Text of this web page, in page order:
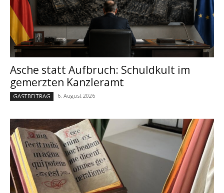
Asche statt Aufbruch: Schuldkult im
gemerzten Kanzleramt
GASTBEITRAG 6. August 2026